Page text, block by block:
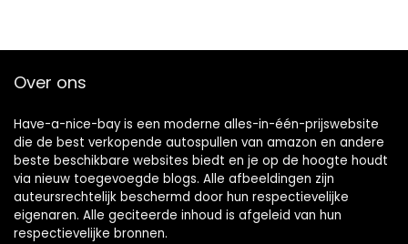
Over ons
Have-a-nice-bay is een moderne alles-in-één-prijswebsite
die de best verkopende autospullen van amazon en andere
beste beschikbare websites biedt en je op de hoogte houdt
via nieuw toegevoegde blogs. Alle afbeeldingen zijn
auteursrechtelijk beschermd door hun respectievelijke
eigenaren. Alle geciteerde inhoud is afgeleid van hun
respectievelijke bronnen.